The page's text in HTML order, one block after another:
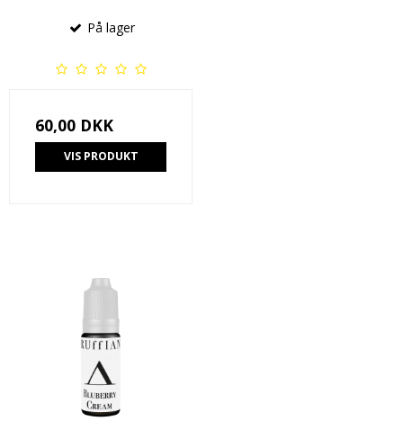
På lager
60,00 DKK
VIS PRODUKT